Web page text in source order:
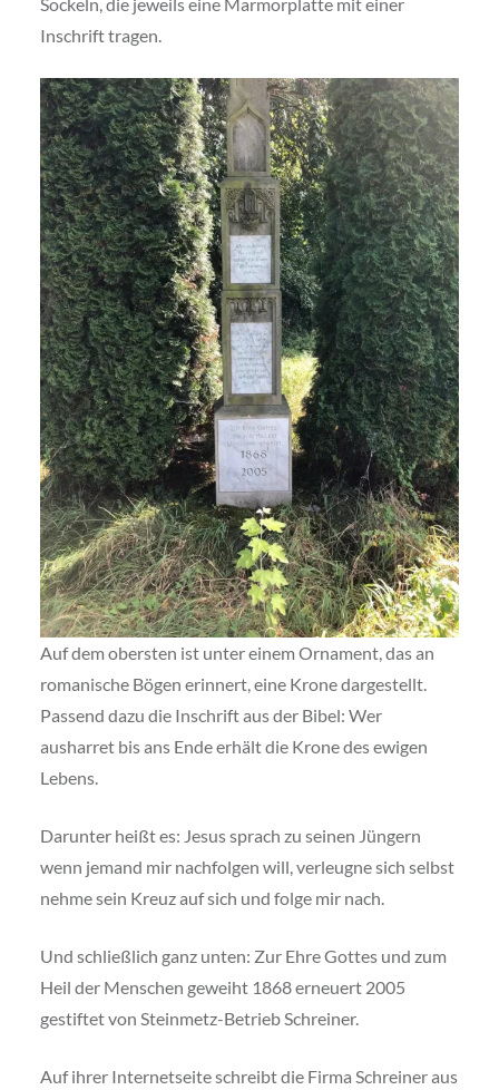
Inschrift tragen.
Auf dem obersten ist unter einem Ornament, das an
romanische Bögen erinnert, eine Krone dargestellt.
Passend dazu die Inschrift aus der Bibel: Wer
ausharret bis ans Ende erhält die Krone des ewigen
Lebens.
Darunter heißt es: Jesus sprach zu seinen Jüngern
wenn jemand mir nachfolgen will, verleugne sich selbst
nehme sein Kreuz auf sich und folge mir nach.
Und schließlich ganz unten: Zur Ehre Gottes und zum
Heil der Menschen geweiht 1868 erneuert 2005
gestiftet von Steinmetz-Betrieb Schreiner.
Auf ihrer Internetseite schreibt die Firma Schreiner aus